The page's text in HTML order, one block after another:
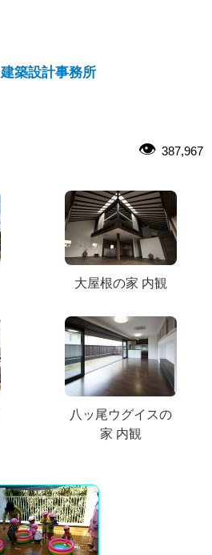
建築設計事務所
387,967
大屋根の家 内観
八ッ尾ウグイスの
家 内観